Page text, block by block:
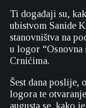
Ti događaji su,
ubistvom Sanide
stanovništva na
u logor “Osnovna
Crnićima.
Šest dana poslije,
logora te
augusta se, kako